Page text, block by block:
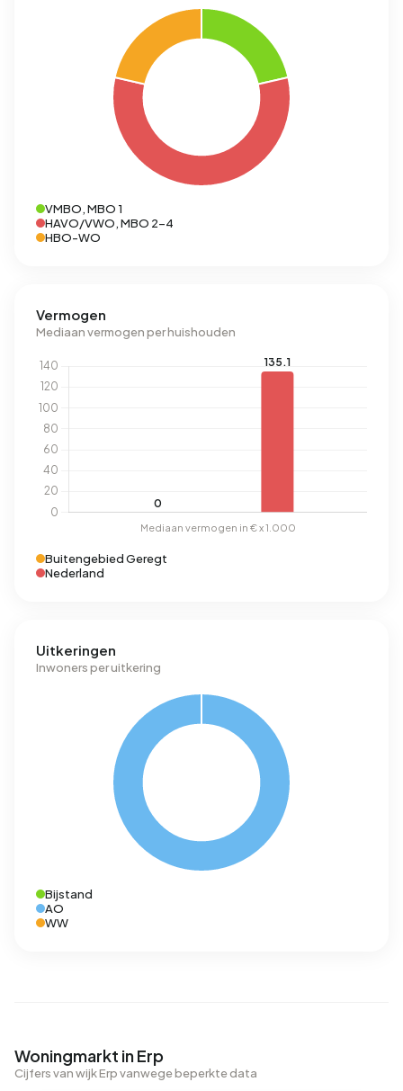
VMBO, MBO 1
HAVO/VWO, MBO 2-4
HBO-WO
Vermogen
Mediaan vermogen per huishouden
Buitengebied Geregt
Nederland
Uitkeringen
Inwoners per uitkering
Bijstand
AO
WW
Woningmarkt in Erp
Cijfers van wijk Erp vanwege beperkte data